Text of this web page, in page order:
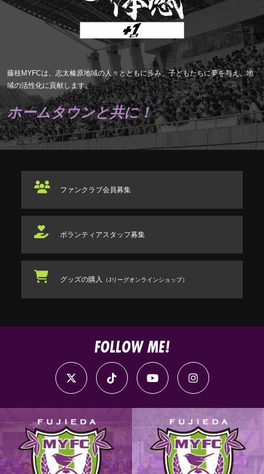
藤枝MYFCは、志太榛原地域の人々とともに歩み、子どもたちに夢を与え、地
域の活性化に貢献します。
ホームタウンと共に！
ファンクラブ会員募集
ボランティアスタッフ募集
グッズの購入 （Jリーグオンラインショップ）
FOLLOW ME!